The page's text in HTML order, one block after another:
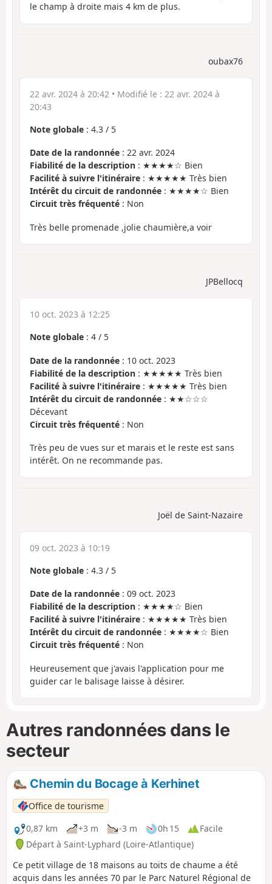
le champ à droite mais 4 km de plus.
oubax76
22 avr. 2024 à 20:42 • Modifié le : 22 avr. 2024 à
20:43
Note globale : 4.3 / 5
Date de la randonnée : 22 avr. 2024
Fiabilité de la description : ★★★★☆ Bien
Facilité à suivre l'itinéraire : ★★★★★ Très bien
Intérêt du circuit de randonnée : ★★★★☆ Bien
Circuit très fréquenté : Non
Très belle promenade ,jolie chaumière,a voir
JPBellocq
10 oct. 2023 à 12:25
Note globale : 4 / 5
Date de la randonnée : 10 oct. 2023
Fiabilité de la description : ★★★★★ Très bien
Facilité à suivre l'itinéraire : ★★★★★ Très bien
Intérêt du circuit de randonnée : ★★☆☆☆
Décevant
Circuit très fréquenté : Non
Très peu de vues sur et marais et le reste est sans
intérêt. On ne recommande pas.
Joël de Saint-Nazaire
09 oct. 2023 à 10:19
Note globale : 4.3 / 5
Date de la randonnée : 09 oct. 2023
Fiabilité de la description : ★★★★☆ Bien
Facilité à suivre l'itinéraire : ★★★★★ Très bien
Intérêt du circuit de randonnée : ★★★★☆ Bien
Circuit très fréquenté : Non
Heureusement que j'avais l'application pour me
guider car le balisage laisse à désirer.
Autres randonnées dans le
secteur
Chemin du Bocage à Kerhinet
Office de tourisme
0,87 km
+3 m -3 m 0h 15
Facile
Départ à Saint-Lyphard (Loire-Atlantique)
Ce petit village de 18 maisons au toits de chaume a été
acquis dans les années 70 par le Parc Naturel Régional de